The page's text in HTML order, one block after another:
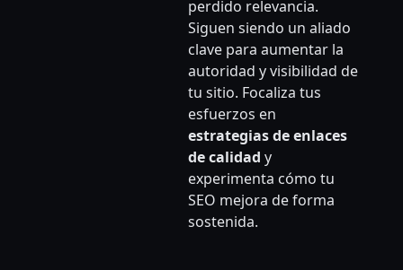
perdido relevancia.
Siguen siendo un aliado
clave para aumentar la
autoridad y visibilidad de
tu sitio. Focaliza tus
esfuerzos en
estrategias de enlaces
de calidad y
experimenta cómo tu
SEO mejora de forma
sostenida.